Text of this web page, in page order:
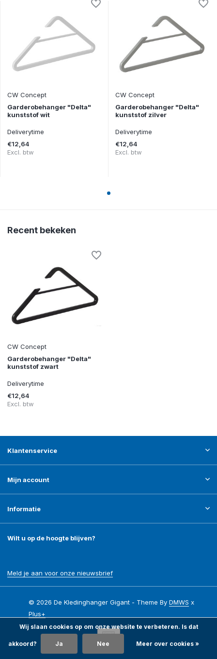
CW Concept
Garderobehanger "Delta"
kunststof wit
Deliverytime
€12,64
Excl. btw
CW Concept
Garderobehanger "Delta"
kunststof zilver
Deliverytime
€12,64
Excl. btw
Recent bekeken
CW Concept
Garderobehanger "Delta"
kunststof zwart
Deliverytime
€12,64
Excl. btw
Klantenservice
Mijn account
Informatie
Wilt u op de hoogte blijven?
Meld je aan voor onze nieuwsbrief
© 2026 De Kledinghanger Gigant - Theme ByDMWS x
Plus+
Wij slaan cookies op om onze website te verbeteren. Is dat
akkoord? Ja Nee Meer over cookies »